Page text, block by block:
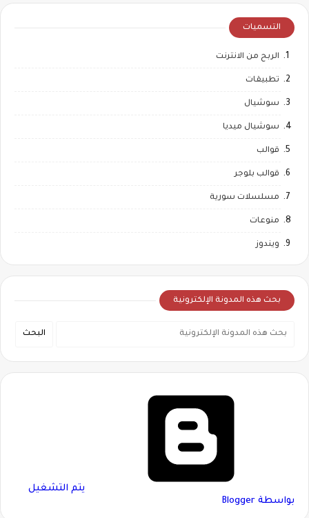
التسميات
الربح من الانترنت
تطبيقات
سوشيال
سوشيال ميديا
قوالب
قوالب بلوجر
مسلسلات سورية
منوعات
ويندوز
بحث هذه المدونة الإلكترونية
‏يتم التشغيل
بواسطة Blogger